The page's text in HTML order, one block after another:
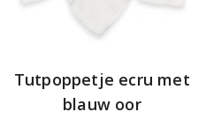
Tutpoppetje ecru met
blauw oor